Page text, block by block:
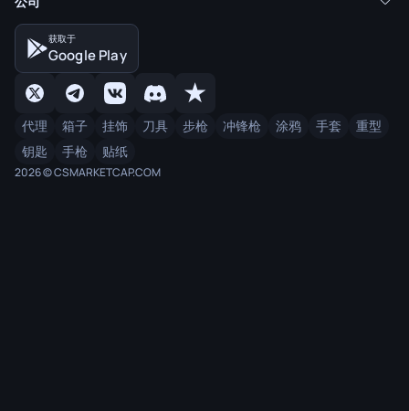
获取于
Google Play
代理 箱子 挂饰 刀具 步枪 冲锋枪 涂鸦 手套
重型
钥匙
手枪 贴纸
2026 © CSMARKETCAP.COM